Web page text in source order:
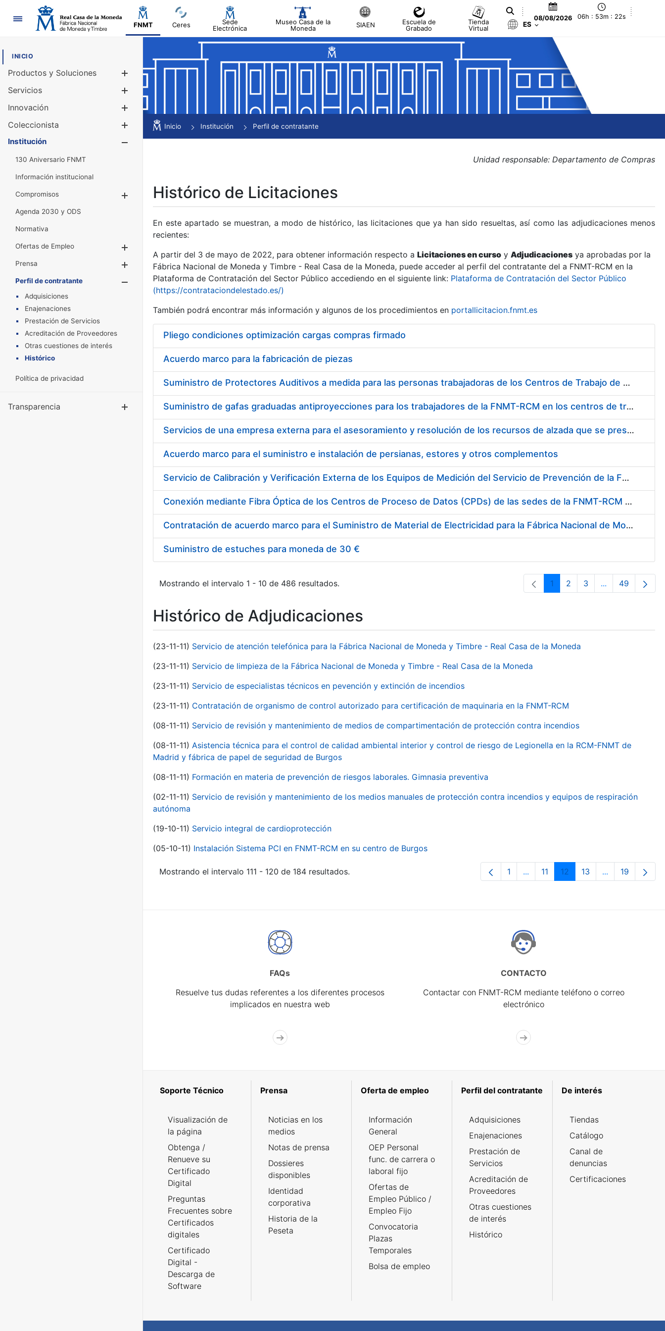
Navegación
FNMT Ceres
Sede
Electrónica
Museo Casa de la
Moneda
SIAEN
Escuela de
Grabado
Tienda
Virtual
08/08/2026 06h : 53m : 22s
ES
INICIO
Productos y Soluciones
Mostrar/Ocultar
Servicios
Innovación
Coleccionista
Mostrar/Ocultar
Institución
130 Aniversario FNMT
Información institucional
Compromisos
Mostrar/Ocultar
Agenda 2030 y ODS
Normativa
Ofertas de Empleo
Prensa
Mostrar/Ocultar
Perfil de contratante
Mostrar/Ocultar
Adquisiciones
Enajenaciones
Prestación de Servicios
Acreditación de Proveedores
Otras cuestiones de interés
Histórico
Política de privacidad
Transparencia Mostrar/Ocultar
Inicio Institución Perfil de contratante
Unidad responsable: Departamento de Compras
Histórico de Licitaciones
En este apartado se muestran, a modo de histórico, las licitaciones que ya han sido resueltas, así como las adjudicaciones menos
recientes:
A partir del 3 de mayo de 2022, para obtener información respecto a Licitaciones en curso y Adjudicaciones ya aprobadas por la
Fábrica Nacional de Moneda y Timbre - Real Casa de la Moneda, puede acceder al perfil del contratante del a FNMT-RCM en la
Plataforma de Contratación del Sector Público accediendo en el siguiente link: Plataforma de Contratación del Sector Público
(https://contrataciondelestado.es/)
También podrá encontrar más información y algunos de los procedimientos en portallicitacion.fnmt.es
Pliego condiciones optimización cargas compras firmado
Acuerdo marco para la fabricación de piezas
Suministro de Protectores Auditivos a medida para las personas trabajadoras de los Centros de Trabajo de Madrid y Burgos
Suministro de gafas graduadas antiproyecciones para los trabajadores de la FNMT-RCM en los centros de trabajo de Madrid y Burgos
Servicios de una empresa externa para el asesoramiento y resolución de los recursos de alzada que se presentan relacionados con procesos de selección para la FNMT-RCM
Acuerdo marco para el suministro e instalación de persianas, estores y otros complementos
Servicio de Calibración y Verificación Externa de los Equipos de Medición del Servicio de Prevención de la FNMT-RCM
Conexión mediante Fibra Óptica de los Centros de Proceso de Datos (CPDs) de las sedes de la FNMT-RCM de Burgos y Madrid
Contratación de acuerdo marco para el Suministro de Material de Electricidad para la Fábrica Nacional de Moneda y Timbre-Real Casa de la Moneda en su centro de trabajo de Burgos
Suministro de estuches para moneda de 30 €
Mostrando el intervalo 1 - 10 de 486 resultados. Página
1 Página
2 Página
3 ...PáginasPágina
49
Histórico de Adjudicaciones
(23-11-11) Servicio de atención telefónica para la Fábrica Nacional de Moneda y Timbre - Real Casa de la Moneda
(23-11-11) Servicio de limpieza de la Fábrica Nacional de Moneda y Timbre - Real Casa de la Moneda
(23-11-11) Servicio de especialistas técnicos en pevención y extinción de incendios
(23-11-11) Contratación de organismo de control autorizado para certificación de maquinaria en la FNMT-RCM
(08-11-11) Servicio de revisión y mantenimiento de medios de compartimentación de protección contra incendios
(08-11-11) Asistencia técnica para el control de calidad ambiental interior y control de riesgo de Legionella en la RCM-FNMT de
Madrid y fábrica de papel de seguridad de Burgos
(08-11-11) Formación en materia de prevención de riesgos laborales. Gimnasia preventiva
(02-11-11) Servicio de revisión y mantenimiento de los medios manuales de protección contra incendios y equipos de respiración
autónoma
(19-10-11) Servicio integral de cardioprotección
(05-10-11) Instalación Sistema PCI en FNMT-RCM en su centro de Burgos
Mostrando el intervalo 111 - 120 de 184 resultados. Página
1 ...Páginas intermedias Use TAB para
Página
11 Página
12 Página
13 ...PáginasPágina
19
FAQs
Resuelve tus dudas referentes a los diferentes procesos
implicados en nuestra web
CONTACTO
Contactar con FNMT-RCM mediante teléfono o correo
electrónico
Soporte Técnico
Visualización de
la página
Obtenga /
Renueve su
Certificado
Digital
Preguntas
Frecuentes sobre
Certificados
digitales
Certificado
Digital -
Descarga de
Software
Prensa
Noticias en los
medios
Notas de prensa
Dossieres
disponibles
Identidad
corporativa
Historia de la
Peseta
Oferta de empleo
Información
General
OEP Personal
func. de carrera o
laboral fijo
Ofertas de
Empleo Público /
Empleo Fijo
Convocatoria
Plazas
Temporales
Bolsa de empleo
Perfil del contratante
Adquisiciones
Enajenaciones
Prestación de
Servicios
Acreditación de
Proveedores
Otras cuestiones
de interés
Histórico
De interés
Tiendas
Catálogo
Canal de
denuncias
Certificaciones